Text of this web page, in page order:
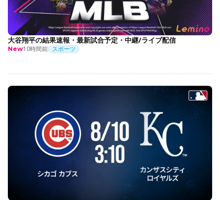
大谷翔平の結果速報・最新試合予定・中継/ライブ配信
New10時間前 スポーツ